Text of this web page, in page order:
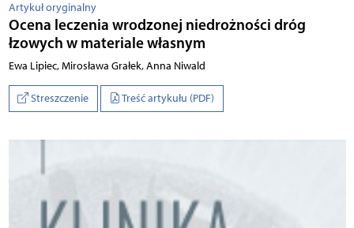
Artykuł oryginalny
Ocena leczenia wrodzonej niedrożności dróg
łzowych w materiale własnym
Ewa Lipiec, Mirosława Grałek, Anna Niwald
Streszczenie Treść artykułu (PDF)